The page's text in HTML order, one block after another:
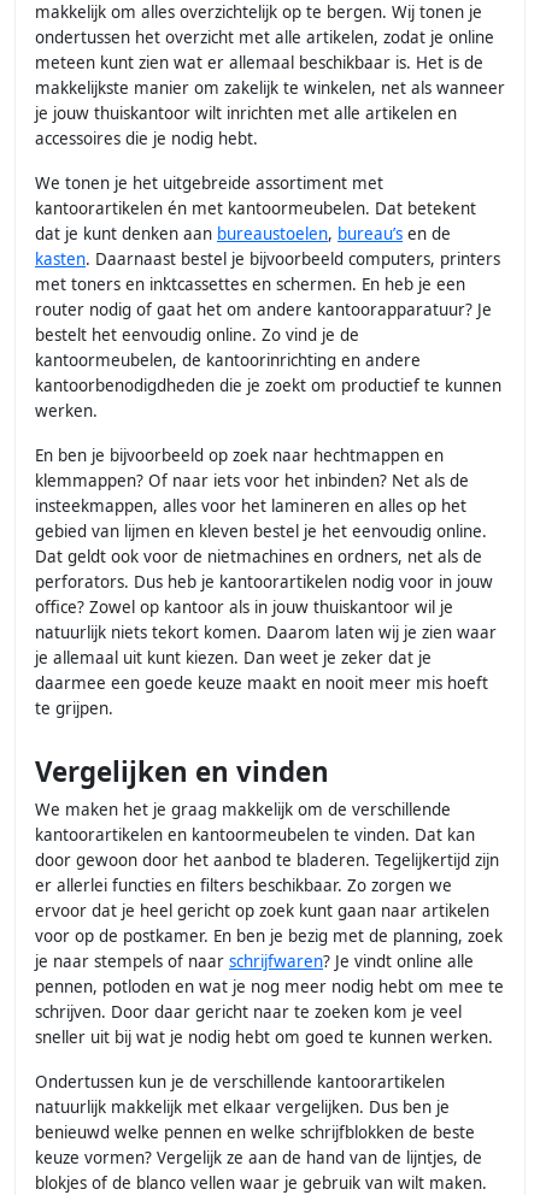
makkelijk om alles overzichtelijk op te bergen. Wij tonen je
ondertussen het overzicht met alle artikelen, zodat je online
meteen kunt zien wat er allemaal beschikbaar is. Het is de
makkelijkste manier om zakelijk te winkelen, net als wanneer
je jouw thuiskantoor wilt inrichten met alle artikelen en
accessoires die je nodig hebt.
We tonen je het uitgebreide assortiment met
kantoorartikelen én met kantoormeubelen. Dat betekent
dat je kunt denken aan bureaustoelen, bureau’s en de
kasten. Daarnaast bestel je bijvoorbeeld computers, printers
met toners en inktcassettes en schermen. En heb je een
router nodig of gaat het om andere kantoorapparatuur? Je
bestelt het eenvoudig online. Zo vind je de
kantoormeubelen, de kantoorinrichting en andere
kantoorbenodigdheden die je zoekt om productief te kunnen
werken.
En ben je bijvoorbeeld op zoek naar hechtmappen en
klemmappen? Of naar iets voor het inbinden? Net als de
insteekmappen, alles voor het lamineren en alles op het
gebied van lijmen en kleven bestel je het eenvoudig online.
Dat geldt ook voor de nietmachines en ordners, net als de
perforators. Dus heb je kantoorartikelen nodig voor in jouw
office? Zowel op kantoor als in jouw thuiskantoor wil je
natuurlijk niets tekort komen. Daarom laten wij je zien waar
je allemaal uit kunt kiezen. Dan weet je zeker dat je
daarmee een goede keuze maakt en nooit meer mis hoeft
te grijpen.
Vergelijken en vinden
We maken het je graag makkelijk om de verschillende
kantoorartikelen en kantoormeubelen te vinden. Dat kan
door gewoon door het aanbod te bladeren. Tegelijkertijd zijn
er allerlei functies en filters beschikbaar. Zo zorgen we
ervoor dat je heel gericht op zoek kunt gaan naar artikelen
voor op de postkamer. En ben je bezig met de planning, zoek
je naar stempels of naar schrijfwaren? Je vindt online alle
pennen, potloden en wat je nog meer nodig hebt om mee te
schrijven. Door daar gericht naar te zoeken kom je veel
sneller uit bij wat je nodig hebt om goed te kunnen werken.
Ondertussen kun je de verschillende kantoorartikelen
natuurlijk makkelijk met elkaar vergelijken. Dus ben je
benieuwd welke pennen en welke schrijfblokken de beste
keuze vormen? Vergelijk ze aan de hand van de lijntjes, de
blokjes of de blanco vellen waar je gebruik van wilt maken.